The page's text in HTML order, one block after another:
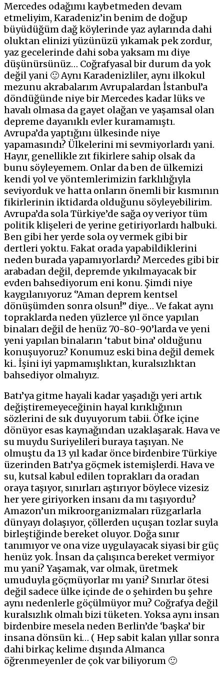
Mercedes odağımı kaybetmeden devam
etmeliyim, Karadeniz’in benim de doğup
büyüdüğüm dağ köylerinde yaz aylarında dahi
oluktan elinizi yüzünüzü yıkamak pek zordur,
yaz gecelerinde dahi soba yaksam mı diye
düşünürsünüz… Coğrafyasal bir durum da yok
değil yani 🙂 Aynı Karadenizliler, aynı ilkokul
mezunu akrabalarım Avrupalardan İstanbul’a
döndüğünde niye bir Mercedes kadar lüks ve
havalı olmasa da gayet olağan ve yaşamsal olan
depreme dayanıklı evler kuramamıştı.
Avrupa’da yaptığını ülkesinde niye
yapamasındı? Ülkelerini mi sevmiyorlardı yani.
Hayır, genellikle zıt fikirlere sahip olsak da
bunu söyleyemem. Onlar da ben de ülkemizi
kendi yol ve yöntemlerimizin farklılığıyla
seviyorduk ve hatta onların önemli bir kısmının
fikirlerinin iktidarda olduğunu söyleyebilirim.
Avrupa’da sola Türkiye’de sağa oy veriyor tüm
politik klişeleri de yerine getiriyorlardı halbuki.
Ben gibi her yerde sola oy vermek gibi bir
dertleri yoktu. Fakat orada yapabildiklerini
neden burada yapamıyorlardı? Mercedes gibi bir
arabadan değil, depremde yıkılmayacak bir
evden bahsediyorum eni konu. Şimdi niye
kaygılanıyoruz ‘’Aman deprem kentsel
dönüşümden sonra olsun!’’ diye… Ve fakat aynı
topraklarda neden yüzlerce yıl önce yapılan
binaları değil de henüz 70-80-90’larda ve yeni
yeni yapılan binaların ‘tabut bina’ olduğunu
konuşuyoruz? Konumuz eski bina değil demek
ki.. İşini iyi yapmamışlıktan, kuralsızlıktan
bahsediyor olmalıyız.
Batı’ya gitme hayali kadar yaşadığı yeri artık
değiştiremeyeceğinin hayal kırıklığının
sözlerini de sık duyuyorum tabii. Öfke içine
dönüyor esas kaynağından uzaklaşarak. Hava ve
su muydu Suriyelileri buraya taşıyan. Ne
olmuştu da 13 yıl kadar önce birdenbire Türkiye
üzerinden Batı’ya göçmek istemişlerdi. Hava ve
su, kutsal kabul edilen toprakları da oradan
oraya taşıyor, sınırları aştırıyor böylece vizesiz
her yere giriyorken insanı da mı taşıyordu?
Amazon’un mikroorganizmaları rüzgarlarla
dünyayı dolaşıyor, çöllerden uçuşan tozlar suyla
birleştiğinde bereket oluyor. Doğa sınır
tanımıyor ve ona vize uygulayacak siyasi bir güç
henüz yok. İnsan da çalışınca bereket vermiyor
mu yani? Yaşamak, var olmak, üretmek
umuduyla göçmüyorlar mı yani? Sınırlar ötesi
değil sadece ülke içinde de o şehirden bu şehre
aynı nedenlerle göçülmüyor mu? Coğrafya değil
kuralsızlık olmalı bizi tüketen. Yoksa aynı insan
birdenbire mesela neden Berlin’de ‘başka’ bir
insana dönsün ki… ( Hep sabit kalan yıllar sonra
dahi birkaç kelime dışında Almanca
öğrenmeyenler de çok var biliyorum 🙂